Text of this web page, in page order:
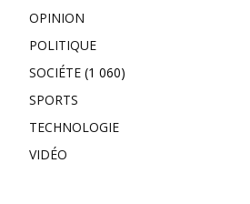
OPINION
POLITIQUE
SOCIÉTE (1 060)
SPORTS
TECHNOLOGIE
VIDÉO